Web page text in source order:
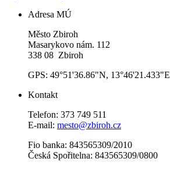
Adresa MÚ
Město Zbiroh
Masarykovo nám. 112
338 08 Zbiroh
GPS: 49°51'36.86"N, 13°46'21.433"E
Kontakt
Telefon: 373 749 511
E-mail: mesto@zbiroh.cz
Fio banka: 843565309/2010
Česká Spořitelna: 843565309/0800